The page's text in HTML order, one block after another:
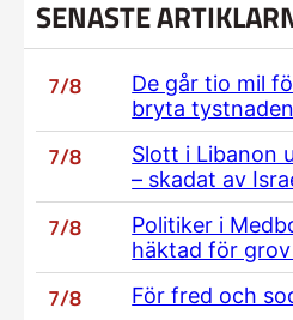
SENASTE
7/8
De går tio mil
bryta
7/8
Slott i Libanon
– skadat av
7/8
Politiker i
häktad för
7/8 För fred och